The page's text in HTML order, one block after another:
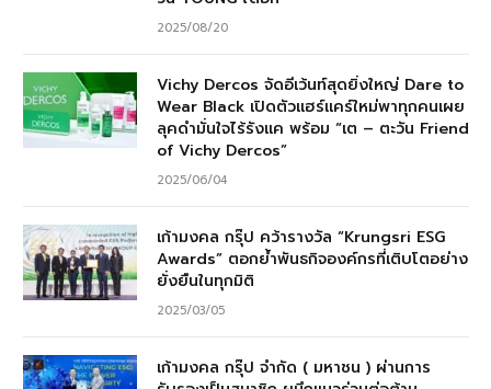
2025/08/20
Vichy Dercos จัดอีเว้นท์สุดยิ่งใหญ่ Dare to
Wear Black เปิดตัวแฮร์แคร์ใหม่พาทุกคนเผย
ลุคดำมั่นใจไร้รังแค พร้อม “เต – ตะวัน Friend
of Vichy Dercos”
2025/06/04
เก้ามงคล กรุ๊ป คว้ารางวัล “Krungsri ESG
Awards” ตอกย้ำพันธกิจองค์กรที่เติบโตอย่าง
ยั่งยืนในทุกมิติ
2025/03/05
เก้ามงคล กรุ๊ป จำกัด ( มหาชน ) ผ่านการ